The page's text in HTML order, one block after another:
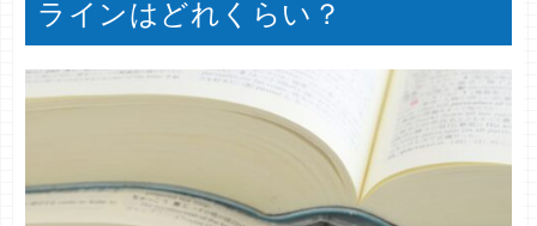
ラインはどれくらい？